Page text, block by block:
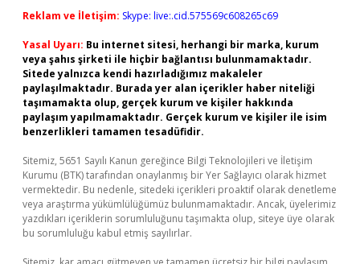
Reklam ve İletişim: Skype: live:.cid.575569c608265c69
Yasal Uyarı: Bu internet sitesi, herhangi bir marka, kurum
veya şahıs şirketi ile hiçbir bağlantısı bulunmamaktadır.
Sitede yalnızca kendi hazırladığımız makaleler
paylaşılmaktadır. Burada yer alan içerikler haber niteliği
taşımamakta olup, gerçek kurum ve kişiler hakkında
paylaşım yapılmamaktadır. Gerçek kurum ve kişiler ile isim
benzerlikleri tamamen tesadüfidir.
Sitemiz, 5651 Sayılı Kanun gereğince Bilgi Teknolojileri ve İletişim
Kurumu (BTK) tarafından onaylanmış bir Yer Sağlayıcı olarak hizmet
vermektedir. Bu nedenle, sitedeki içerikleri proaktif olarak denetleme
veya araştırma yükümlülüğümüz bulunmamaktadır. Ancak, üyelerimiz
yazdıkları içeriklerin sorumluluğunu taşımakta olup, siteye üye olarak
bu sorumluluğu kabul etmiş sayılırlar.